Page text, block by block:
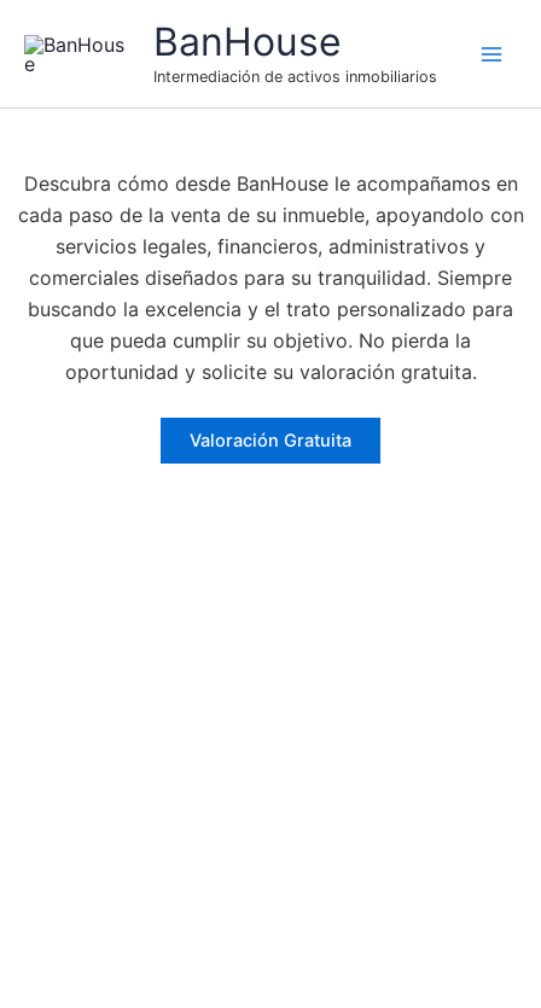
contenido
BanHouse
Intermediación de activos inmobiliarios
Descubra cómo desde BanHouse le acompañamos en
cada paso de la venta de su inmueble, apoyandolo con
servicios legales, financieros, administrativos y
comerciales diseñados para su tranquilidad. Siempre
buscando la excelencia y el trato personalizado para
que pueda cumplir su objetivo. No pierda la
oportunidad y solicite su valoración gratuita.
Valoración Gratuita